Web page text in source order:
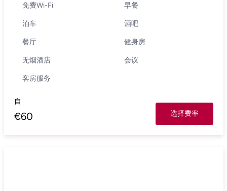
免费Wi-Fi 早餐
泊车 酒吧
餐厅 健身房
无烟酒店 会议
客房服务
自
€60 选择费率